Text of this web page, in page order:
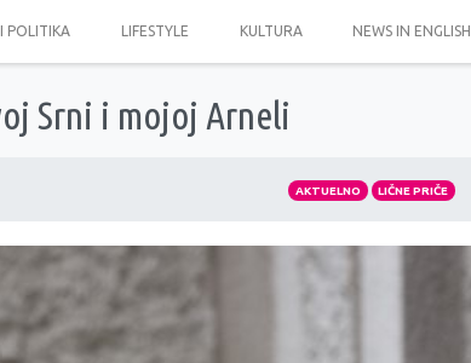
POLITIKA LIFESTYLE KULTURA NEWS IN ENGLISH
Srni i mojoj Arneli
AKTUELNO LIČNE PRIČE